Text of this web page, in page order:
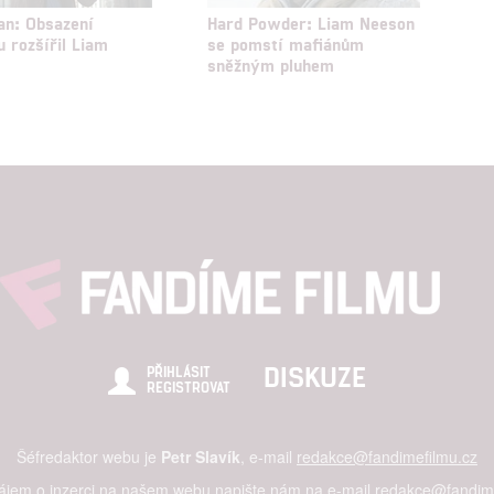
Obsazení
rozšířil Liam
Hard Powder: Liam Neeson
se pomstí mafiánům
sněžným pluhem
PŘIHLÁSIT
REGISTROVAT
DISKUZE
Šéfredaktor webu je Petr Slavík , e-mail redakce@fandimefilmu.cz
o inzerci na našem webu napište nám na e-mail